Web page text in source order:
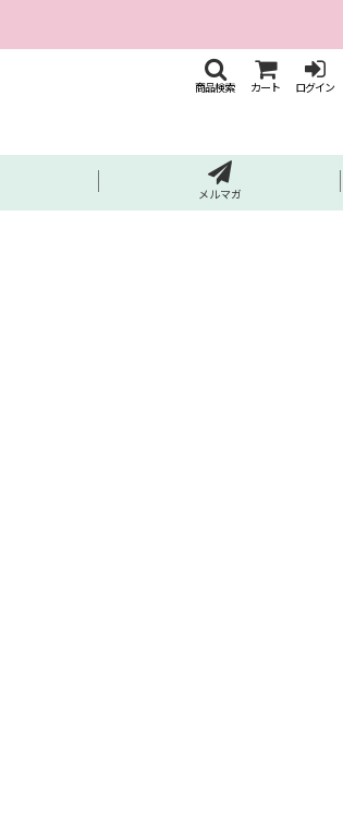
商品検索 カート ログイン
メルマガ